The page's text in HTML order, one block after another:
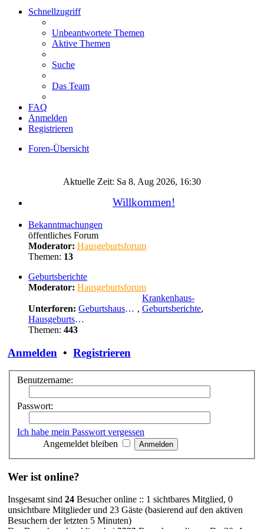
Schnellzugriff
Unbeantwortete Themen
Aktive Themen
Suche
Das Team
FAQ
Anmelden
Registrieren
Foren-Übersicht
Aktuelle Zeit: Sa 8. Aug 2026, 16:30
Willkommen!
Bekanntmachungen
öffentliches Forum
Moderator: Hausgeburtsforum
Themen: 13
Geburtsberichte
Moderator: Hausgeburtsforum
Unterforen: Geburtshausgeburtsberichte ,
Krankenhaus-
Geburtsberichte,
Hausgeburtsberichte
Themen: 443
Anmelden • Registrieren
Benutzername:
Passwort:
Ich habe mein Passwort vergessen
Angemeldet bleiben
Wer ist online?
Insgesamt sind 24 Besucher online :: 1 sichtbares Mitglied, 0
unsichtbare Mitglieder und 23 Gäste (basierend auf den aktiven
Besuchern der letzten 5 Minuten)